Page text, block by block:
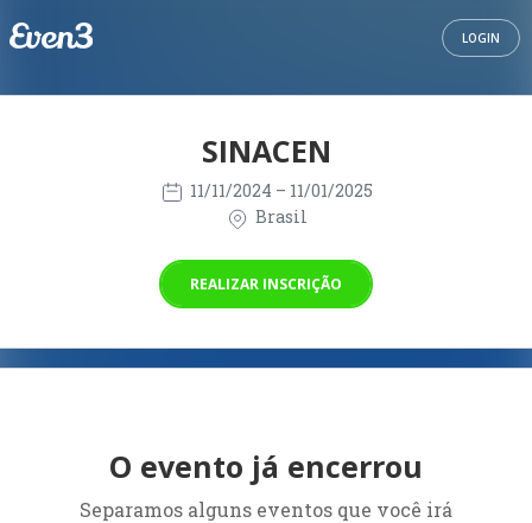
LOGIN
SINACEN
11/11/2024 – 11/01/2025
Brasil
REALIZAR INSCRIÇÃO
O evento já encerrou
Separamos alguns eventos que você irá